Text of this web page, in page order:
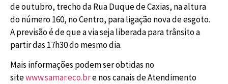
de outubro, trecho da Rua Duque de Caxias, na altura
do número 160, no Centro, para ligação nova de esgoto.
A previsão é de que a via seja liberada para trânsito a
partir das 17h30 do mesmo dia.
Mais informações podem ser obtidas no
sitewww.samar.eco.bre nos canais de Atendimento